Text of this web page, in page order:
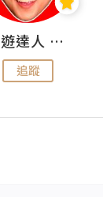
窮遊達人 Mr.TravelGenius
追蹤